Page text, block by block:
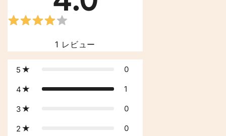
う
360
ｇ
量
ｇ
1 レビュー
5 0
4 1
3 0
2 0